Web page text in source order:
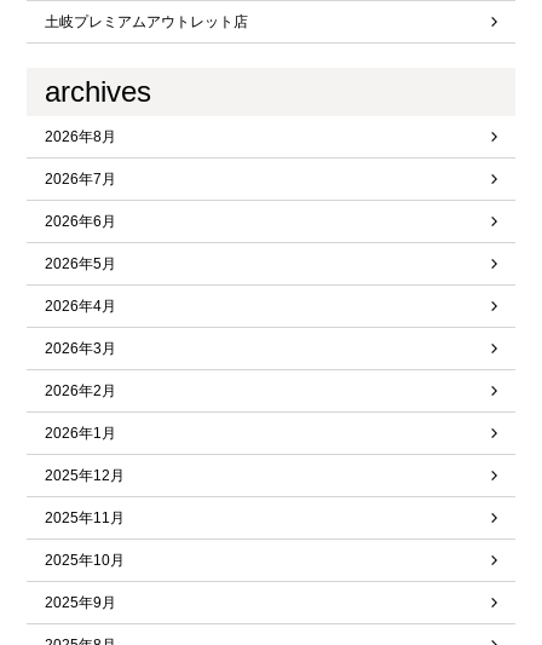
土岐プレミアムアウトレット店
archives
2026年8月
2026年7月
2026年6月
2026年5月
2026年4月
2026年3月
2026年2月
2026年1月
2025年12月
2025年11月
2025年10月
2025年9月